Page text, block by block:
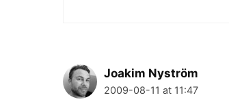
Joakim Nyström
2009-08-11 at 11:47